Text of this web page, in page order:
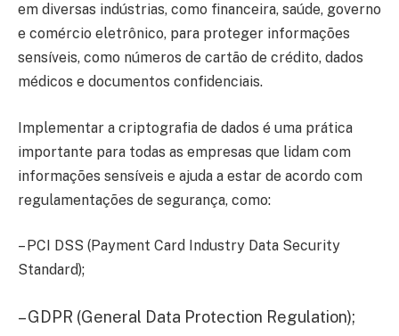
em diversas indústrias, como financeira, saúde, governo
e comércio eletrônico, para proteger informações
sensíveis, como números de cartão de crédito, dados
médicos e documentos confidenciais.
Implementar a criptografia de dados é uma prática
importante para todas as empresas que lidam com
informações sensíveis e ajuda a estar de acordo com
regulamentações de segurança, como:
– PCI DSS (Payment Card Industry Data Security
Standard);
– GDPR (General Data Protection Regulation);